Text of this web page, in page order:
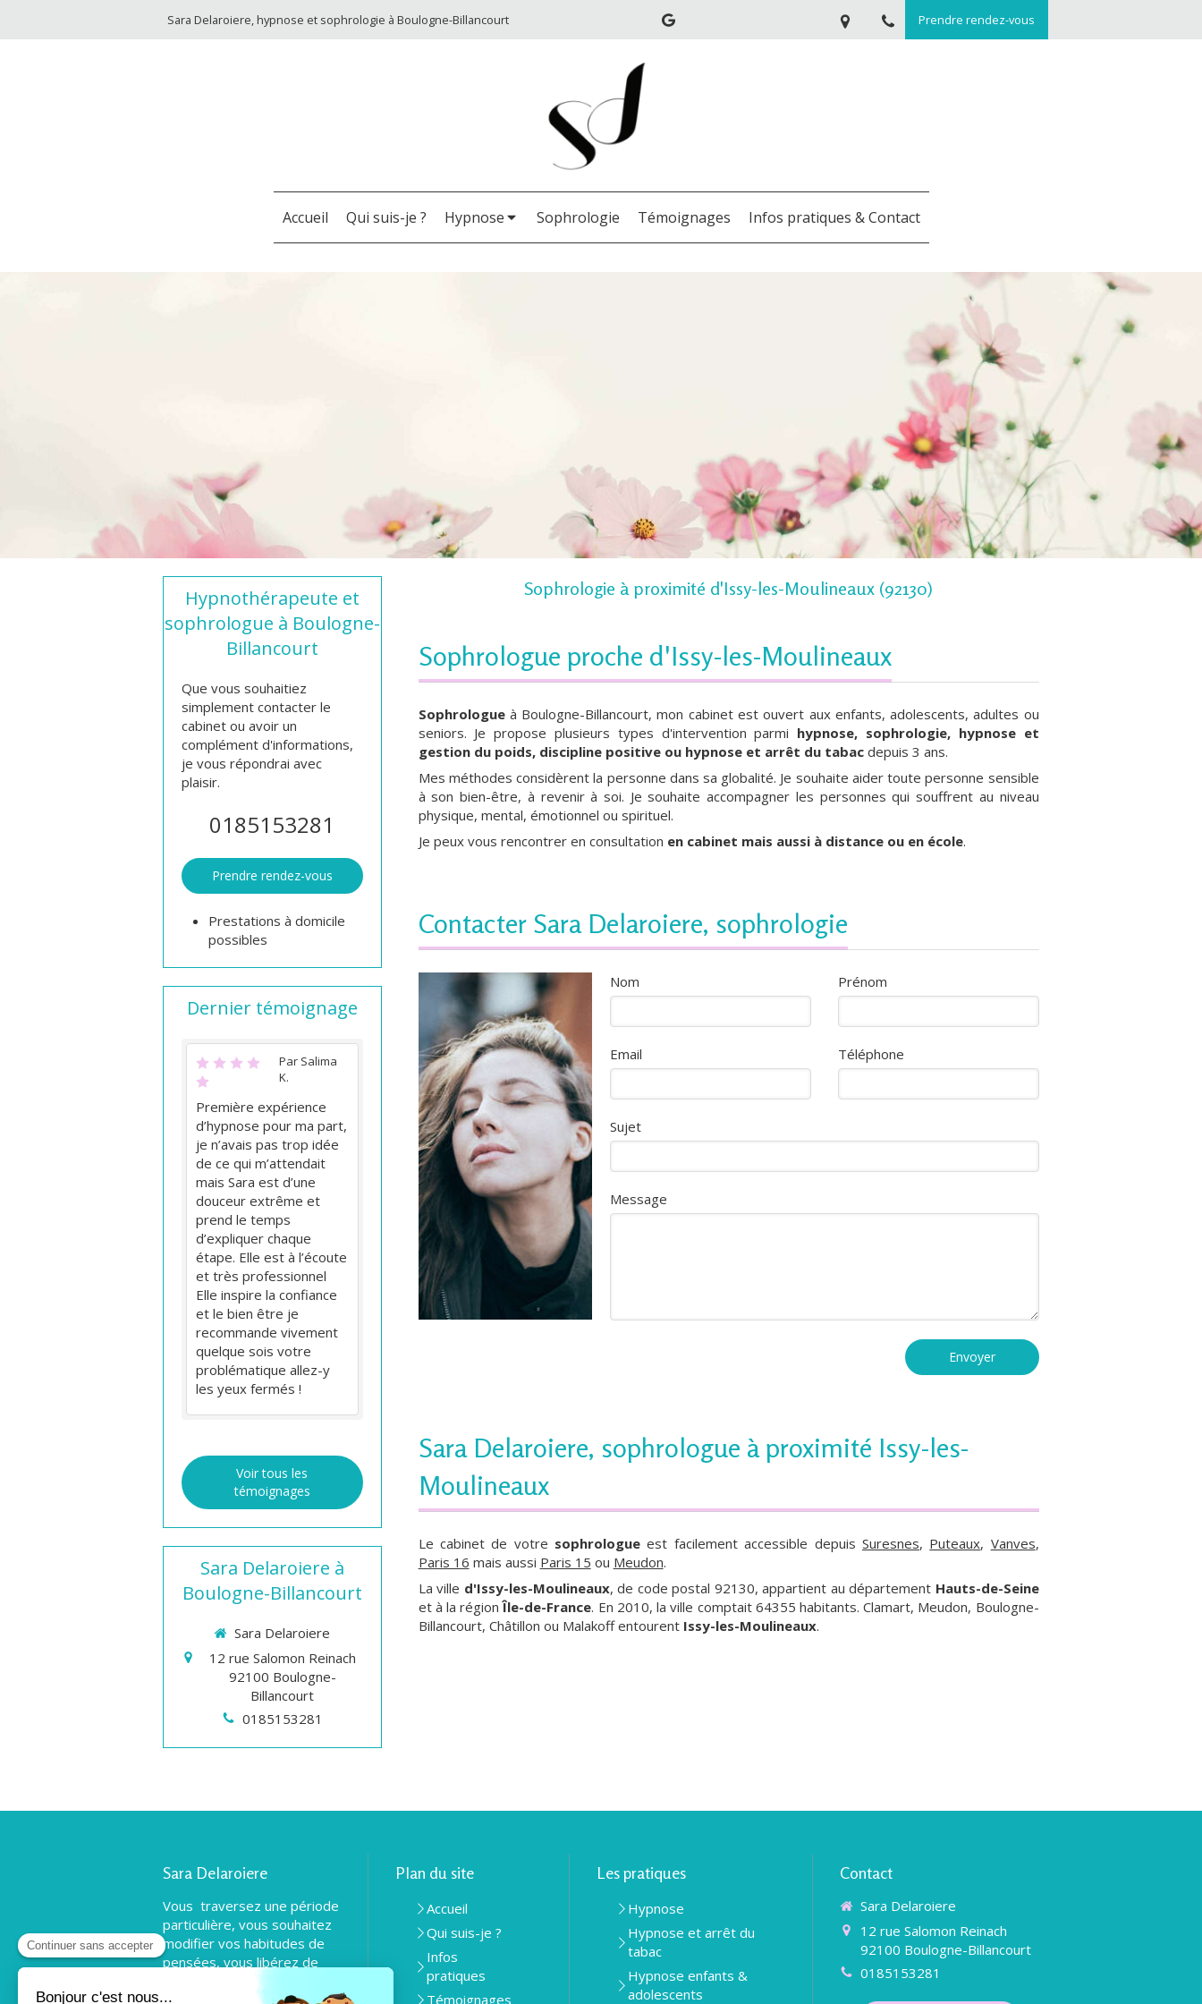
Sara Delaroiere, hypnose et sophrologie à Boulogne-Billancourt Prendre rendez-vous
Accueil Qui suis-je ? Hypnose Sophrologie Témoignages Infos pratiques & Contact
Sophrologie à proximité d'Issy-les-Moulineaux (92130)
Sophrologue proche d'Issy-les-Moulineaux
Sophrologueà Boulogne-Billancourt, mon cabinet est ouvert aux enfants, adolescents, adultes ou
seniors. Je propose plusieurs types d'intervention parmi hypnose, sophrologie, hypnose et
gestion du poids, discipline positive ou hypnose et arrêt du tabacdepuis 3 ans.
Mes méthodes considèrent la personne dans sa globalité. Je souhaite aider toute personne sensible
à son bien-être, à revenir à soi. Je souhaite accompagner les personnes qui souffrent au niveau
physique, mental, émotionnel ou spirituel.
Je peux vous rencontrer en consultation en cabinet mais aussi à distance ou en école.
Contacter Sara Delaroiere, sophrologie
Nom Prénom
Email Téléphone
Sujet
Message
Envoyer
Sara Delaroiere, sophrologue à proximité Issy-les-
Moulineaux
Le cabinet de votre sophrologue est facilement accessible depuis Suresnes, Puteaux, Vanves,
Paris 16 mais aussi Paris 15 ou Meudon.
La ville d'Issy-les-Moulineaux, de code postal 92130, appartient au département Hauts-de-Seine
et à la régionÎle-de-France. En 2010, la ville comptait 64355 habitants. Clamart, Meudon, Boulogne-
Billancourt, Châtillon ou Malakoff entourent Issy-les-Moulineaux.
Hypnothérapeute et
sophrologue à Boulogne-
Billancourt
Que vous souhaitiez
simplement contacter le
cabinet ou avoir un
complément d'informations,
je vous répondrai avec
plaisir.
0185153281
Prendre rendez-vous
Prestations à domicile
possibles
Dernier témoignage
Par Salima
K.
Première expérience
d’hypnose pour ma part,
je n’avais pas trop idée
de ce qui m’attendait
mais Sara est d’une
douceur extrême et
prend le temps
d’expliquer chaque
étape. Elle est à l’écoute
et très professionnel
Elle inspire la confiance
et le bien être je
recommande vivement
quelque sois votre
problématique allez-y
les yeux fermés !
Voir tous les
témoignages
Sara Delaroiere à
Boulogne-Billancourt
Sara Delaroiere
12 rue Salomon Reinach
92100 Boulogne-
Billancourt
0185153281
Sara Delaroiere
Vous traversez une période
particulière, vous souhaitez
modifier vos habitudes de
pensées, vous libérez de
pour pouvoir vous
Plan du site
Accueil
Qui suis-je ?
Infos
pratiques
Témoignages
Les pratiques
Hypnose
Hypnose et arrêt du
tabac
Hypnose enfants &
adolescents
Contact
Sara Delaroiere
12 rue Salomon Reinach
92100 Boulogne-Billancourt
0185153281